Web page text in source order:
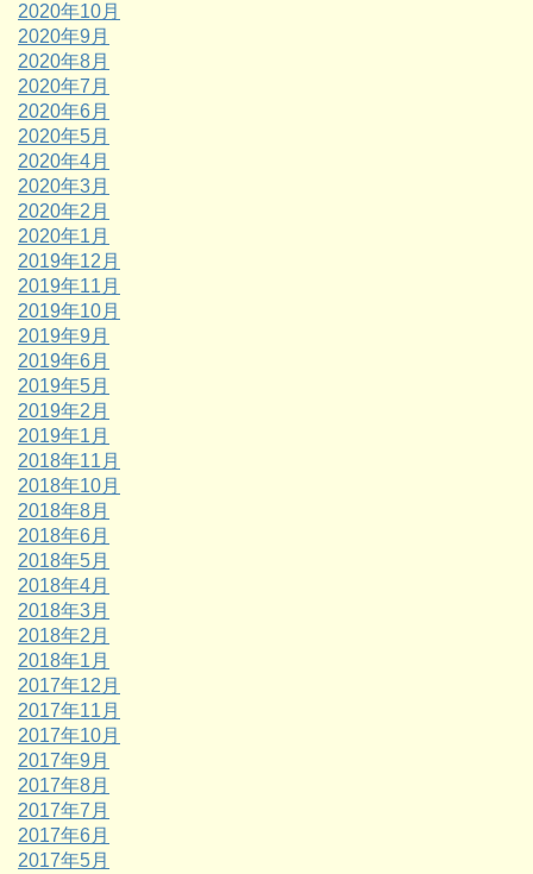
2020年10月
2020年9月
2020年8月
2020年7月
2020年6月
2020年5月
2020年4月
2020年3月
2020年2月
2020年1月
2019年12月
2019年11月
2019年10月
2019年9月
2019年6月
2019年5月
2019年2月
2019年1月
2018年11月
2018年10月
2018年8月
2018年6月
2018年5月
2018年4月
2018年3月
2018年2月
2018年1月
2017年12月
2017年11月
2017年10月
2017年9月
2017年8月
2017年7月
2017年6月
2017年5月